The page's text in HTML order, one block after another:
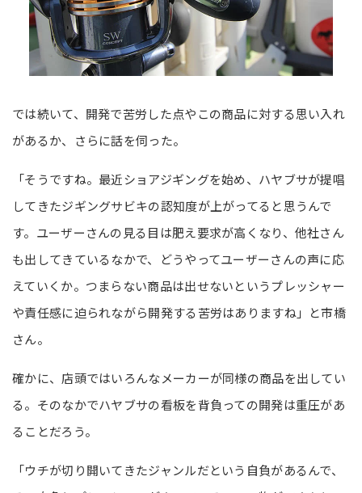
では続いて、開発で苦労した点やこの商品に対する思い入れ
があるか、さらに話を伺った。
「そうですね。最近ショアジギングを始め、ハヤブサが提唱
してきたジギングサビキの認知度が上がってると思うんで
す。ユーザーさんの見る目は肥え要求が高くなり、他社さん
も出してきているなかで、どうやってユーザーさんの声に応
えていくか。つまらない商品は出せないというプレッシャー
や責任感に迫られながら開発する苦労はありますね」と市橋
さん。
確かに、店頭ではいろんなメーカーが同様の商品を出してい
る。そのなかでハヤブサの看板を背負っての開発は重圧があ
ることだろう。
「ウチが切り開いてきたジャンルだという自負があるんで、